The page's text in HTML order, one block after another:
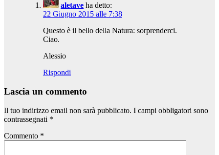
aletave ha detto:
22 Giugno 2015 alle 7:38
Questo è il bello della Natura: sorprenderci.
Ciao.
Alessio
Rispondi
Lascia un commento
Il tuo indirizzo email non sarà pubblicato. I campi obbligatori sono
contrassegnati *
Commento *